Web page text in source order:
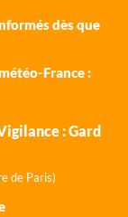
dès que
France :
: Gard
de Paris)